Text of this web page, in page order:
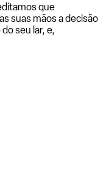
que
suas mãos a decisão
seu lar, e,